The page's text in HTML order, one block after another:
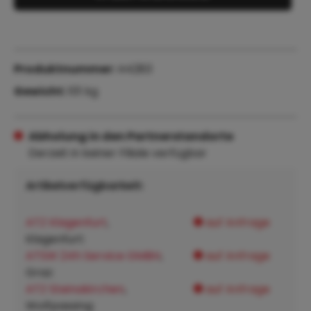
Abholung in den Partnerstandorte
Derzeit in keiner Filiale verfügbar
Artikelverfügbarkeit:
ATZ Klagenfurt
Klagenfurt:
auf Anfrage
ATSW 24h Service GMBH auf Anfrage
ATZ Steinakirchen
Wolfpassing:
auf Anfrage
Produktnummer:
Gewicht:
101 kg